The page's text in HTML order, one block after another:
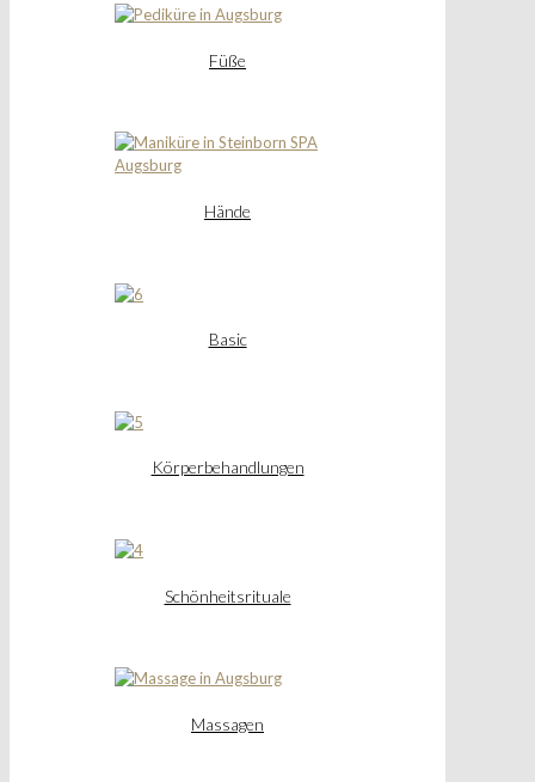
Füße
Hände
Basic
Körperbehandlungen
Schönheitsrituale
Massagen